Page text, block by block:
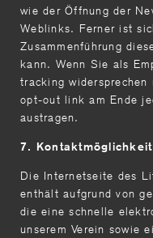
wie der Öffnung der
Weblinks. Ferner ist
Zusammenführung
kann. Wenn Sie als
tracking
opt-out link am Ende
austragen.
7.
Die Internetseite des
enthält aufgrund von
die eine schnelle
unserem Verein sowie